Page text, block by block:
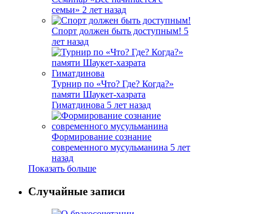
семьи» 2 лет назад
Спорт должен быть доступным! 5
лет назад
Турнир по «Что? Где? Когда?»
памяти Шаукет-хазрата
Гиматдинова 5 лет назад
Формирование сознание
современного мусульманина 5 лет
назад
Показать больше
Случайные записи